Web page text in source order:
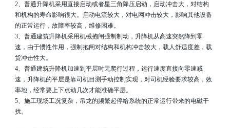
气2、普通升降机采用直接启动或者星三角降压启动，启动冲击大，对结构
和机构的寿命影响很大。启动电流较大，对电网冲击较大，影响其他设备
的正常运行，故障率较高，维修困难。
3、普通建筑升降机采用机械抱闸强制制动，升降机从高速突然降到零
速，由于惯性作用，强制抱闸对结构和机构冲击较大，载人舒适度差，载
货冲击性大。
4、普通建筑升降机加速到平层时无爬行过程，运行速度直接向零速减
速，升降机的平层是靠司机目测手动控制实现，对司机经验要求较高，效
率地，经常要上下点动几次才能准确平层。
5、施工现场工况复杂，吊龙的频繁起停给系统的正常运行带来的电磁干
扰。